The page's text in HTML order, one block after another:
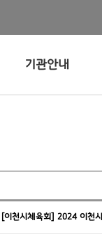
기관안내
[이천시체육회] 2024 이천